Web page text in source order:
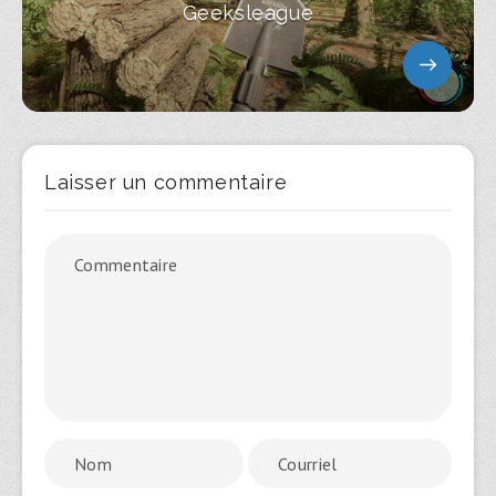
Geeksleague
Laisser un commentaire